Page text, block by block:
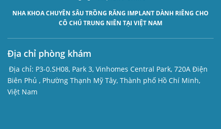
NHA KHOA CHUYÊN SÂU TRỒNG RĂNG IMPLANT DÀNH RIÊNG CHO
CÔ CHÚ TRUNG NIÊN TẠI VIỆT NAM
Địa chỉ phòng khám
Địa chỉ: P3-0.SH08, Park 3, Vinhomes Central Park, 720A Điện
Biên Phủ , Phường Thạnh Mỹ Tây, Thành phố Hồ Chí Minh,
Việt Nam